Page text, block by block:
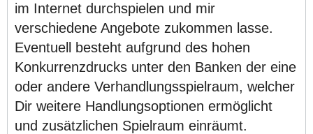
im Internet durchspielen und mir
verschiedene Angebote zukommen lasse.
Eventuell besteht aufgrund des hohen
Konkurrenzdrucks unter den Banken der eine
oder andere Verhandlungsspielraum, welcher
Dir weitere Handlungsoptionen ermöglicht
und zusätzlichen Spielraum einräumt.